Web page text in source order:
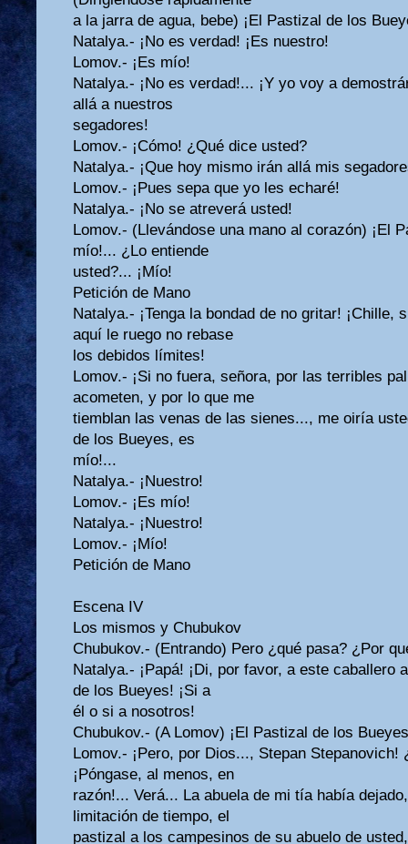
a la jarra de agua, bebe) ¡El Pastizal de los
Natalya.- ¡No es verdad! ¡Es nuestro!
Lomov.- ¡Es mío!
Natalya.- ¡No es verdad!... ¡Y yo voy a
allá a nuestros
segadores!
Lomov.- ¡Cómo! ¿Qué dice usted?
Natalya.- ¡Que hoy mismo irán allá mis
Lomov.- ¡Pues sepa que yo les echaré!
Natalya.- ¡No se atreverá usted!
Lomov.- (Llevándose una mano al corazón) ¡El
mío!... ¿Lo entiende
usted?... ¡Mío!
Petición de Mano
Natalya.- ¡Tenga la bondad de no gritar! ¡Chille,
aquí le ruego no rebase
los debidos límites!
Lomov.- ¡Si no fuera, señora, por las terribles
acometen, y por lo que me
tiemblan las venas de las sienes..., me oiría
de los Bueyes, es
mío!...
Natalya.- ¡Nuestro!
Lomov.- ¡Es mío!
Natalya.- ¡Nuestro!
Lomov.- ¡Mío!
Petición de Mano
Escena IV
Los mismos y Chubukov
Chubukov.- (Entrando) Pero ¿qué pasa? ¿Por
Natalya.- ¡Papá! ¡Di, por favor, a este caballero
de los Bueyes! ¡Si a
él o si a nosotros!
Chubukov.- (A Lomov) ¡El Pastizal de los
Lomov.- ¡Pero, por Dios..., Stepan
¡Póngase, al menos, en
razón!... Verá... La abuela de mi tía había
limitación de tiempo, el
pastizal a los campesinos de su abuelo de